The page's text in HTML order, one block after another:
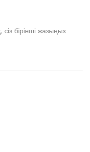
бірінші жазыңыз